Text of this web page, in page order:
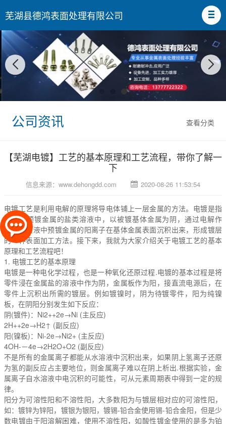
芜湖县德鸿表面处理有限公司
查看分类
公司资讯
【芜湖电镀】工艺的基本原理和工艺流程，带你了解一
下
信息来源： www.dehongdd.com 2020-08-26 11:53:54
电镀工艺是利用电解的原理将导电体铺上一层金属的方法。电镀是指
在含有预镀金属的盐类溶液中，以被镀基体金属为阴，通过电解作
用，使镀液中预镀金属的阳离子在基体金属表面沉积出来，形成镀层
的一种表面加工方法。接下来，我就为大家介绍关于电镀工艺的基本
原理和工艺流程吧！
1. 电镀工艺的基本原理
电镀是一种电化学过程，也是一种氧化还原过程.电镀的基本过程是将
零件浸在金属盐的溶液中作为阴，金属板作为阳，接直流电源后，在
零件上沉积出所需的镀层。例如镀镍时，阴为待镀零件，阳为纯镍
板，在阴阳分别发生如下反应：
阴(镀件)：Ni2++2e→Ni (主反应)
2H++2e→H2↑ (副反应)
阳(镍板)：Ni-2e→Ni2+ (主反应)
4OH-－4e→2H2O+O2 (副反应)
不是所有的金属离子都能从水溶液中沉积出来，如果阴上氢离子还原
为氢的副反应占主要地位，则金属离子难以在阴上析出.根据实验，金
属离子自水溶液中电沉积的可能性，可从元素周期表中得到一定的规
律。
阳分为可溶性阳和不溶性阳，大多数阳为与镀层相对应的可溶性阳，
如：镀锌为锌阳，镀银为银阳，镀锡-铅合金使用锡-铅合金阳，但是少
数电镀由于阳溶解困难，使用不溶性阳，如酸性镀金使用的是多为铂